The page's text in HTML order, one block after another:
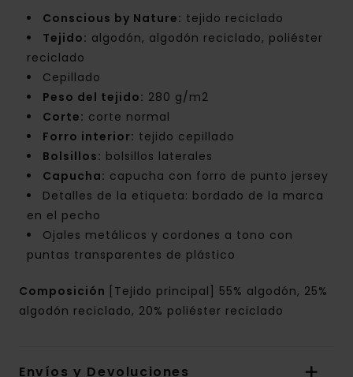
Conscious by Nature: tejido reciclado
Tejido: algodón, algodón reciclado, poliéster
reciclado
Cepillado
Peso del tejido: 280 g/m2
Corte: corte normal
Forro interior: tejido cepillado
Bolsillos: bolsillos laterales
Capucha: capucha con forro de punto jersey
Detalles de la etiqueta: bordado de la marca
en el pecho
Ojales metálicos y cordones a tono con
puntas transparentes de plástico
Composición [Tejido principal] 55% algodón, 25%
algodón reciclado, 20% poliéster reciclado
Envíos y Devoluciones